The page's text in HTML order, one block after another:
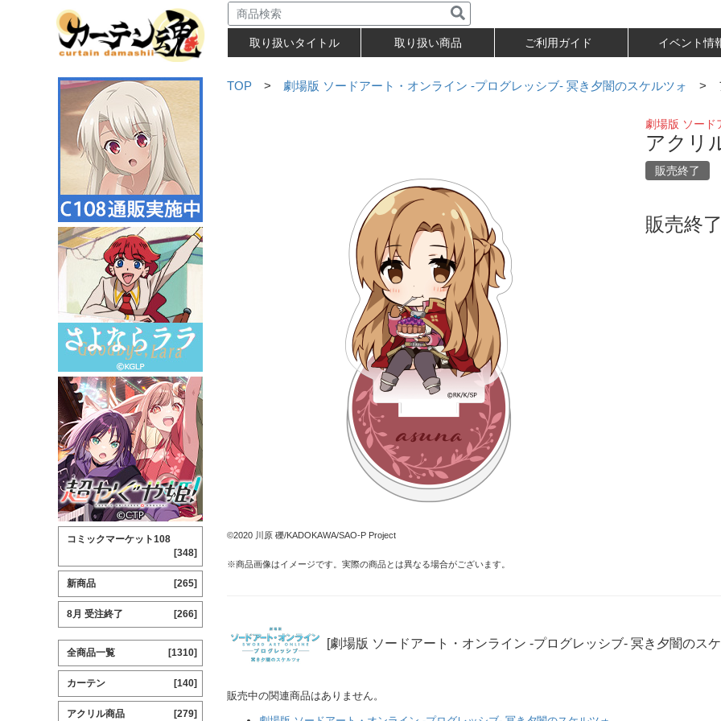
取り扱いタイトル 取り扱い商品 ご利用ガイド イベント情
TOP > 劇場版 ソードアート・オンライン -プログレッシブ- 冥き夕闇のスケルツォ > ア
©2020 川原 礫/KADOKAWA/SAO-P Project
※商品画像はイメージです。実際の商品とは異なる場合がございます。
劇場版 ソード
アクリ
販売終了
販売終
[劇場版 ソードアート・オンライン -プログレッシブ- 冥き夕闇のス
販売中の関連商品はありません。
コミックマーケット108
[348]
新商品 [265]
8月 受注終了 [266]
全商品一覧 [1310]
カーテン [140]
アクリル商品 [279]